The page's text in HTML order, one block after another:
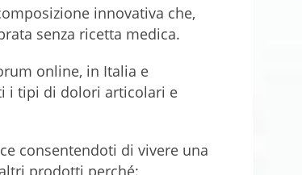
innovativa che,
senza ricetta medica.
online, in Italia e
i tipi di dolori articolari e
consentendoti di vivere una